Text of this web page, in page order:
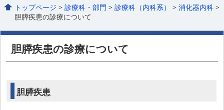
トップページ >診療科・部門 >診療科（内科系） >消化器内科 >
胆膵疾患の診療について
胆膵疾患の診療について
胆膵疾患